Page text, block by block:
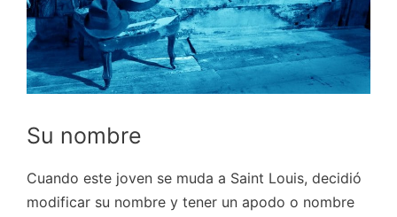
Su nombre
Cuando este joven se muda a Saint Louis, decidió
modificar su nombre y tener un apodo o nombre